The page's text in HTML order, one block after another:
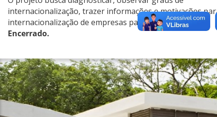
internacionalização, trazer informações e motivações
internacionalização de empresas paraibanas.
Encerrado.